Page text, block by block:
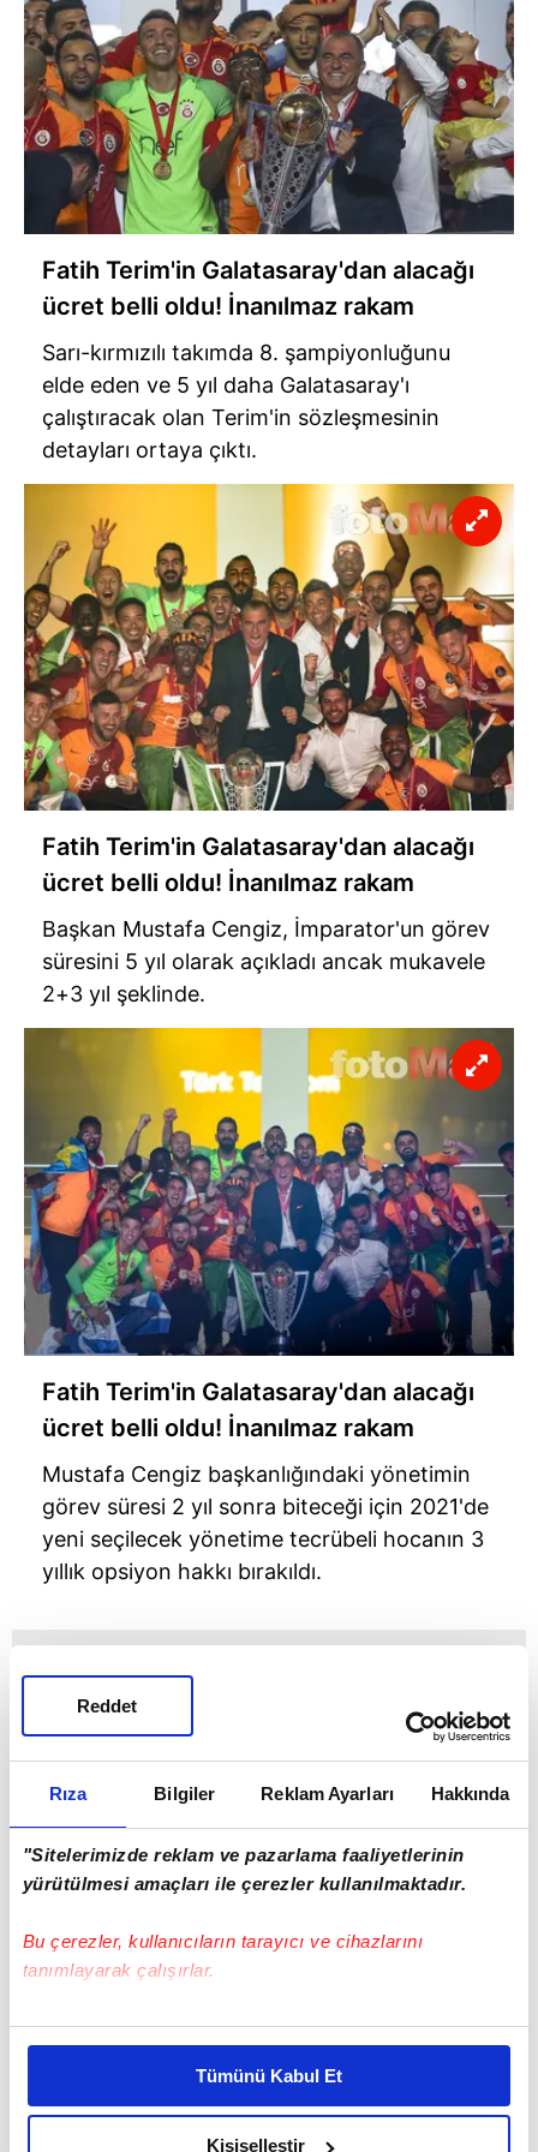
Rıza Bilgiler Reklam Ayarları Hakkında
"Sitelerimizde reklam ve pazarlama faaliyetlerinin
yürütülmesi amaçları ile çerezler kullanılmaktadır.
Bu çerezler, kullanıcıların tarayıcı ve cihazlarını
tanımlayarak çalışırlar.
Bu çerezlere izin vermeniz halinde sizlere özel
daha iyi reklam deneyimi yaşatabiliriz. Bunu yaparken
amacımızın size daha iyi bir reklam deneyimi sunmak
olduğunu ve sizlere en iyi içerikleri sunabilmek adına
Tümünü Kabul Et
Kişiselleştir
Reddet
Fatih Terim'in Galatasaray'dan alacağı
ücret belli oldu! İnanılmaz rakam
Sarı-kırmızılı takımda 8. şampiyonluğunu
elde eden ve 5 yıl daha Galatasaray'ı
çalıştıracak olan Terim'in sözleşmesinin
detayları ortaya çıktı.
Fatih Terim'in Galatasaray'dan alacağı
ücret belli oldu! İnanılmaz rakam
Başkan Mustafa Cengiz, İmparator'un görev
süresini 5 yıl olarak açıkladı ancak mukavele
2+3 yıl şeklinde.
Fatih Terim'in Galatasaray'dan alacağı
ücret belli oldu! İnanılmaz rakam
Mustafa Cengiz başkanlığındaki yönetimin
görev süresi 2 yıl sonra biteceği için 2021'de
yeni seçilecek yönetime tecrübeli hocanın 3
yıllık opsiyon hakkı bırakıldı.